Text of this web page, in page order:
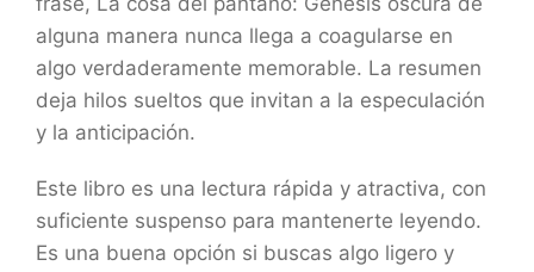
alguna manera nunca llega a coagularse en
algo verdaderamente memorable. La resumen
deja hilos sueltos que invitan a la especulación
y la anticipación.
Este libro es una lectura rápida y atractiva, con
suficiente suspenso para mantenerte leyendo.
Es una buena opción si buscas algo ligero y